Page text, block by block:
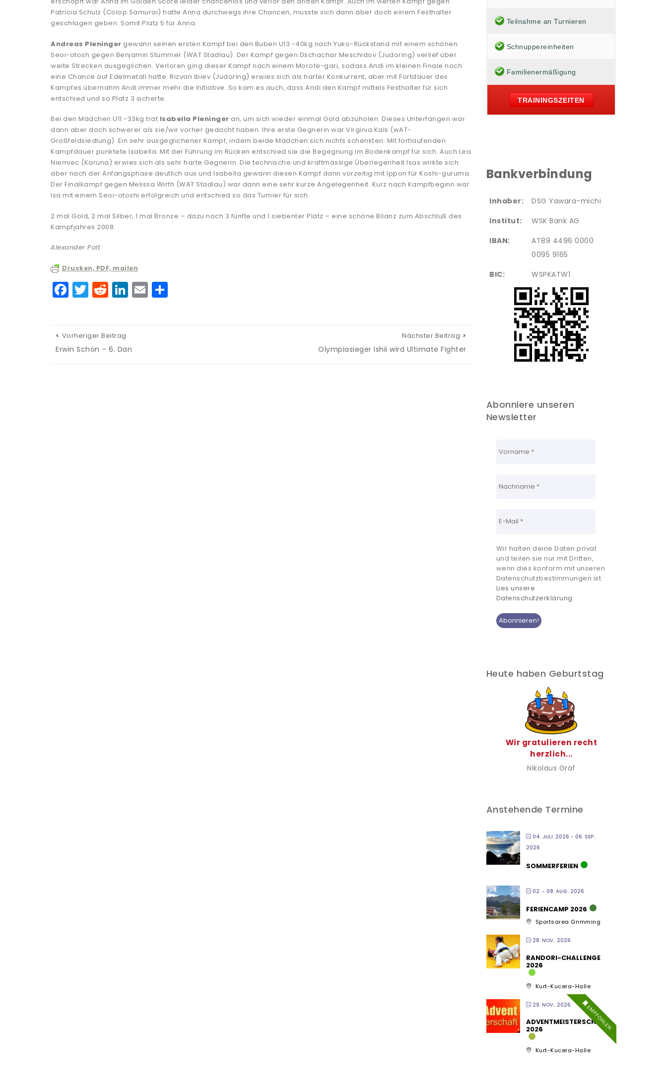
Patricia Schulz (Colop Samurai) hatte Anna durchwegs ihre Chancen, musste sich dann aber doch einem Festhalter
geschlagen geben. Somit Platz 5 für Anna.
Andreas Pleninger gewann seinen ersten Kampf bei den Buben U13 -40kg nach Yuko-Rückstand mit einem schönen
Seoi-otosh gegen Benjamin Stummer (WAT Stadlau). Der Kampf gegen Dschachar Meschidov (Judoring) verlief über
weite Strecken ausgeglichen. Verloren ging dieser Kampf nach einem Morote-gari, sodass Andi im kleinen Finale noch
eine Chance auf Edelmetall hatte. Rizvan Ibiev (Judoring) erwies sich als harter Konkurrent, aber mit Fortdauer des
Kampfes übernahm Andi immer mehr die Initiative. So kam es auch, dass Andi den Kampf mittels Festhalter für sich
entschied und so Platz 3 sicherte.
Bei den Mädchen U11 -33kg trat Isabella Pleninger an, um sich wieder einmal Gold abzuholen. Dieses Unterfangen war
dann aber doch schwerer als sie/wir vorher gedacht haben. Ihre erste Gegnerin war Virginia Kals (wAT-
Großfeldsiedlung). Ein sehr ausgeglichener Kampf, indem beide Mädchen sich nichts schenkten. Mit fortlaufenden
Kampfdauer punktete Isabella. Mit der Führung im Rücken entschied sie die Begegnung im Bodenkampf für sich. Auch Lea
Niemiec (Karuna) erwies sich als sehr harte Gegnerin. Die technische und kraftmässige Überlegenheit Isas wirkte sich
aber nach der Anfangsphase deutlich aus und Isabella gewann diesen Kampf dann vorzeitig mit Ippon für Koshi-guruma.
Der Finalkampf gegen Melissa Wirth (WAT Stadlau) war dann eine sehr kurze Angelegenheit. Kurz nach Kampfbeginn war
Isa mit einem Seoi-otoshi erfolgreich und entschied so das Turnier für sich.
2 mal Gold, 2 mal Silber, 1 mal Bronze – dazu noch 3 fünfte und 1 siebenter Platz – eine schöne Bilanz zum Abschluß des
Kampfjahres 2008.
Alexander Polt
Drucken, PDF, mailen
F
a
e
b
T
w
te
r
R
e
di
t
Li
n
dI
E
m
Vorheriger Beitrag
Erwin Schön – 6. Dan
Nächster Beitrag
Olympiasieger Ishii wird Ultimate Fighter
Teilnahme an Turnieren
Schnuppereinheiten
Familienermäßigung
TRAININGSZEITEN
Bankverbindung
Inhaber:
DSG Yawara-michi
Institut:
WSK Bank AG
IBAN:
AT89 4496 0000
0095 9165
BIC:
WSPKATW1
Abonniere unseren
Newsletter
Wir halten deine Daten privat
und teilen sie nur mit Dritten,
wenn dies konform mit unseren
Datenschutzbestimmungen ist.
Lies unsere
Datenschutzerklärung.
Heute haben Geburtstag
Wir gratulieren recht
herzlich...
Nikolaus Graf
Anstehende Termine
04. JULI. 2026 - 06. SEP..
2026
SOMMERFERIEN
02. - 08. AUG.. 2026
FERIENCAMP 2026
Sportsarea Grimming
28. NOV.. 2026
RANDORI-CHALLENGE
2026
Kurt-Kucera-Halle
29. NOV.. 2026 EMPFOHLEN
ADVENTMEISTERSCHAFT
2026
Kurt-Kucera-Halle